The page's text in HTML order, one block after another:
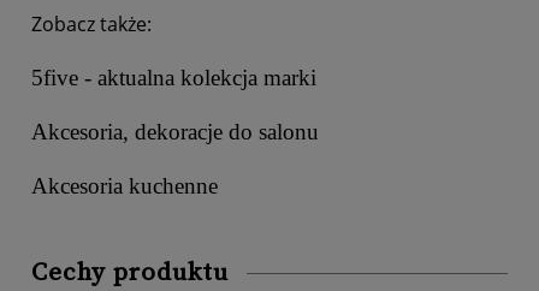
Zobacz także:
5five - aktualna kolekcja marki
Akcesoria, dekoracje do salonu
Akcesoria kuchenne
Cechy produktu